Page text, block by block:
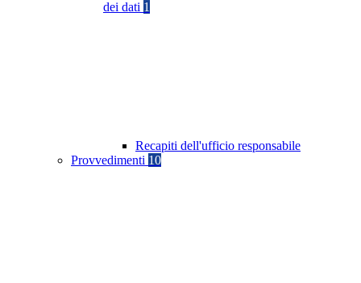
dei dati 1
Recapiti dell'ufficio responsabile
Provvedimenti 10